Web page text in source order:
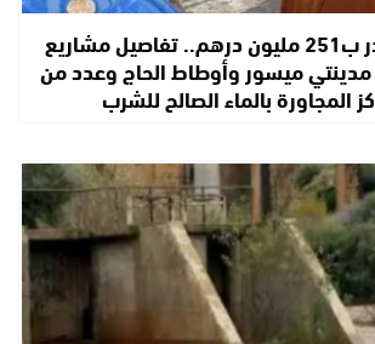
بغلاف مالي يقدر ب251 مليون درهم.. تفاصيل مشاريع
مدينتي ميسور وأوطاط الحاج وعدد من
المجاورة بالماء الصالح للشرب